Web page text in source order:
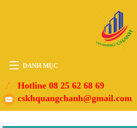
DANH MỤC
HOME
THIẾT BỊ
Hotline 08 25 62 68 69
cskhquangchanh@gmail.com